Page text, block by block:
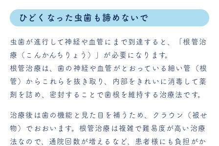
ひどくなった虫歯も諦めないで
虫歯が進行して神経や血管にまで到達すると、「根管治
療（こんかんちりょう）」が必要になります。
根管治療は、歯の神経や血管がとおっている細い管（根
管）からこれらを抜き取り、内部をきれいに消毒して薬
剤を詰め、密封することで歯根を維持する治療法です。
治療後は歯の機能と見た目を補うため、クラウン（被せ
物）でおおいます。根管治療は複雑で難易度が高い治療
法なので、通院回数が増えるなど、患者様にも負担がか